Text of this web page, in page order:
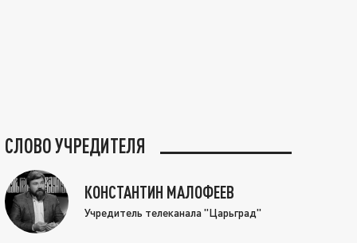
СЛОВО УЧРЕДИТЕЛЯ
КОНСТАНТИН МАЛОФЕЕВ
Учредитель телеканала "Царьград"